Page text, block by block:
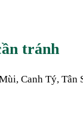
tránh
Canh Tý,